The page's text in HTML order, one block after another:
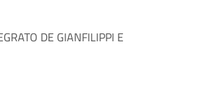
DE GIANFILIPPI E